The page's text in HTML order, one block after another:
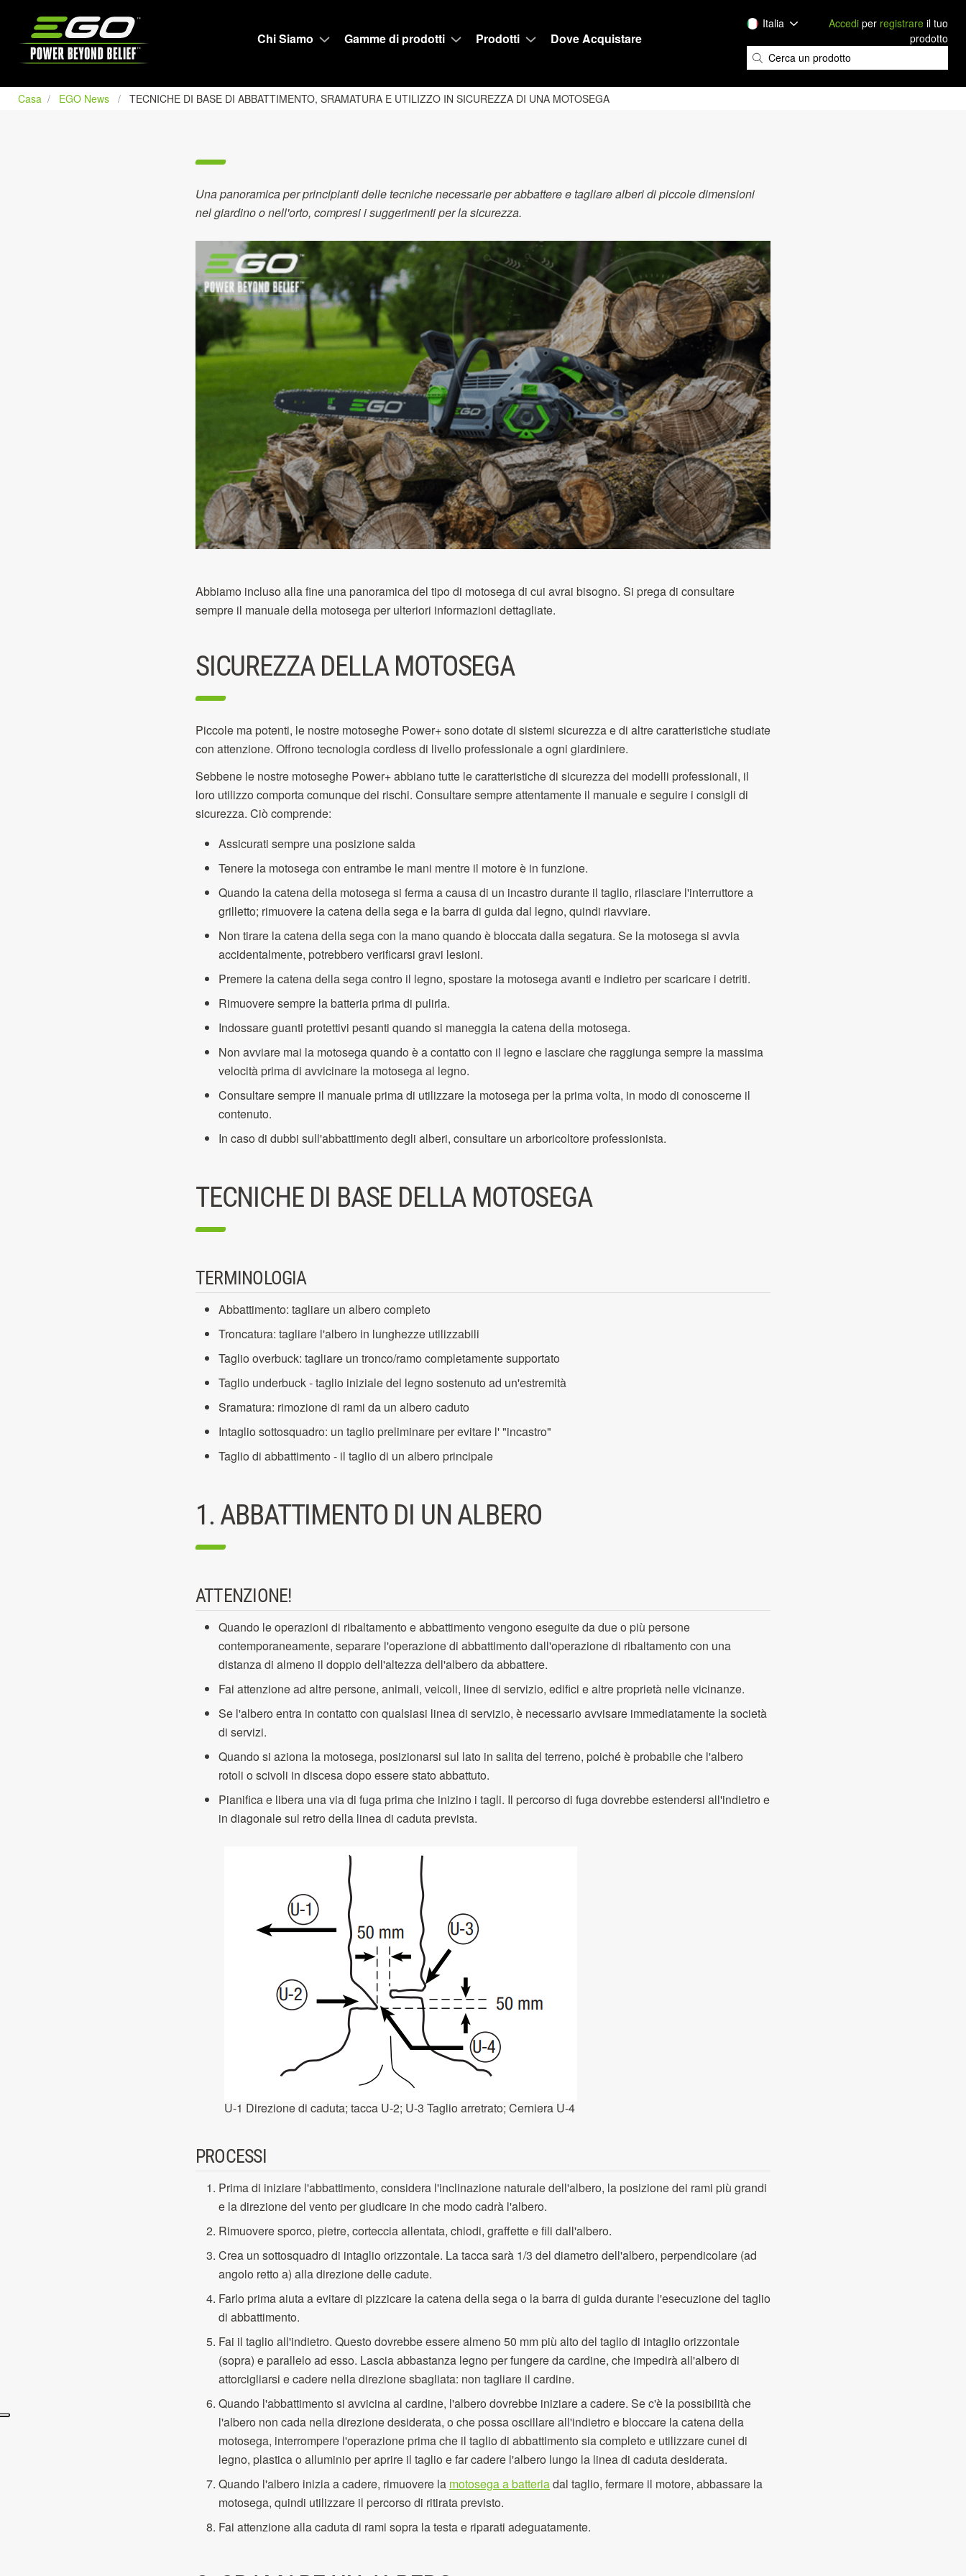
Chi Siamo
Gamme di prodotti Prodotti Dove Acquistare
Italia Accedi per registrare il tuo
prodotto
Casa EGO News TECNICHE DI BASE DI ABBATTIMENTO, SRAMATURA E UTILIZZO IN SICUREZZA DI UNA MOTOSEGA
Una panoramica per principianti delle tecniche necessarie per abbattere e tagliare alberi di piccole dimensioni
nel giardino o nell'orto, compresi i suggerimenti per la sicurezza.
Abbiamo incluso alla fine una panoramica del tipo di motosega di cui avrai bisogno. Si prega di consultare
sempre il manuale della motosega per ulteriori informazioni dettagliate.
SICUREZZA DELLA MOTOSEGA
Piccole ma potenti, le nostre motoseghe Power+ sono dotate di sistemi sicurezza e di altre caratteristiche studiate
con attenzione. Offrono tecnologia cordless di livello professionale a ogni giardiniere.
Sebbene le nostre motoseghe Power+ abbiano tutte le caratteristiche di sicurezza dei modelli professionali, il
loro utilizzo comporta comunque dei rischi. Consultare sempre attentamente il manuale e seguire i consigli di
sicurezza. Ciò comprende:
Assicurati sempre una posizione salda
Tenere la motosega con entrambe le mani mentre il motore è in funzione.
Quando la catena della motosega si ferma a causa di un incastro durante il taglio, rilasciare l'interruttore a
grilletto; rimuovere la catena della sega e la barra di guida dal legno, quindi riavviare.
Non tirare la catena della sega con la mano quando è bloccata dalla segatura. Se la motosega si avvia
accidentalmente, potrebbero verificarsi gravi lesioni.
Premere la catena della sega contro il legno, spostare la motosega avanti e indietro per scaricare i detriti.
Rimuovere sempre la batteria prima di pulirla.
Indossare guanti protettivi pesanti quando si maneggia la catena della motosega.
Non avviare mai la motosega quando è a contatto con il legno e lasciare che raggiunga sempre la massima
velocità prima di avvicinare la motosega al legno.
Consultare sempre il manuale prima di utilizzare la motosega per la prima volta, in modo di conoscerne il
contenuto.
In caso di dubbi sull'abbattimento degli alberi, consultare un arboricoltore professionista.
TECNICHE DI BASE DELLA MOTOSEGA
TERMINOLOGIA
Abbattimento: tagliare un albero completo
Troncatura: tagliare l'albero in lunghezze utilizzabili
Taglio overbuck: tagliare un tronco/ramo completamente supportato
Taglio underbuck - taglio iniziale del legno sostenuto ad un'estremità
Sramatura: rimozione di rami da un albero caduto
Intaglio sottosquadro: un taglio preliminare per evitare l' "incastro"
Taglio di abbattimento - il taglio di un albero principale
1. ABBATTIMENTO DI UN ALBERO
ATTENZIONE!
Quando le operazioni di ribaltamento e abbattimento vengono eseguite da due o più persone
contemporaneamente, separare l'operazione di abbattimento dall'operazione di ribaltamento con una
distanza di almeno il doppio dell'altezza dell'albero da abbattere.
Fai attenzione ad altre persone, animali, veicoli, linee di servizio, edifici e altre proprietà nelle vicinanze.
Se l'albero entra in contatto con qualsiasi linea di servizio, è necessario avvisare immediatamente la società
di servizi.
Quando si aziona la motosega, posizionarsi sul lato in salita del terreno, poiché è probabile che l'albero
rotoli o scivoli in discesa dopo essere stato abbattuto.
Pianifica e libera una via di fuga prima che inizino i tagli. Il percorso di fuga dovrebbe estendersi all'indietro e
in diagonale sul retro della linea di caduta prevista.
U-1 Direzione di caduta; tacca U-2; U-3 Taglio arretrato; Cerniera U-4
PROCESSI
Prima di iniziare l'abbattimento, considera l'inclinazione naturale dell'albero, la posizione dei rami più grandi
e la direzione del vento per giudicare in che modo cadrà l'albero.
Rimuovere sporco, pietre, corteccia allentata, chiodi, graffette e fili dall'albero.
Crea un sottosquadro di intaglio orizzontale. La tacca sarà 1/3 del diametro dell'albero, perpendicolare (ad
angolo retto a) alla direzione delle cadute.
Farlo prima aiuta a evitare di pizzicare la catena della sega o la barra di guida durante l'esecuzione del taglio
di abbattimento.
Fai il taglio all'indietro. Questo dovrebbe essere almeno 50 mm più alto del taglio di intaglio orizzontale
(sopra) e parallelo ad esso. Lascia abbastanza legno per fungere da cardine, che impedirà all'albero di
attorcigliarsi e cadere nella direzione sbagliata: non tagliare il cardine.
Quando l'abbattimento si avvicina al cardine, l'albero dovrebbe iniziare a cadere. Se c'è la possibilità che
l'albero non cada nella direzione desiderata, o che possa oscillare all'indietro e bloccare la catena della
motosega, interrompere l'operazione prima che il taglio di abbattimento sia completo e utilizzare cunei di
legno, plastica o alluminio per aprire il taglio e far cadere l'albero lungo la linea di caduta desiderata.
Quando l'albero inizia a cadere, rimuovere la motosega a batteriadal taglio, fermare il motore, abbassare la
motosega, quindi utilizzare il percorso di ritirata previsto.
Fai attenzione alla caduta di rami sopra la testa e riparati adeguatamente.